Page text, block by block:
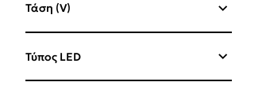
Τάση (V)
Τύπος LED